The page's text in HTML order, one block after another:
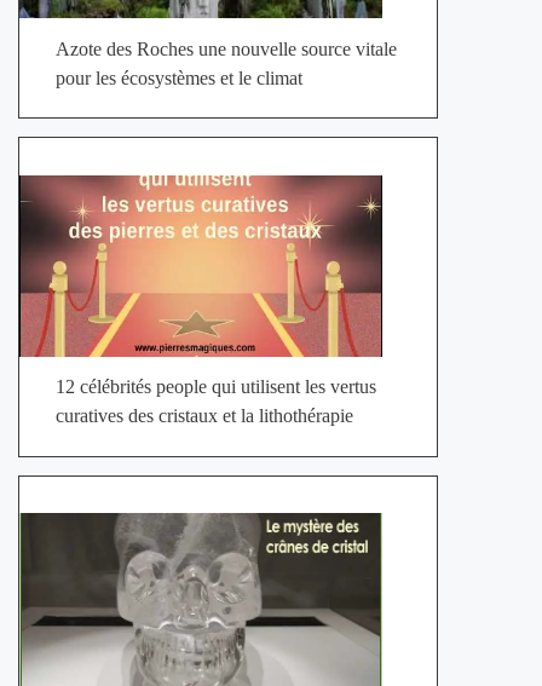
Azote des Roches une nouvelle source vitale
pour les écosystèmes et le climat
12 célébrités people qui utilisent les vertus
curatives des cristaux et la lithothérapie